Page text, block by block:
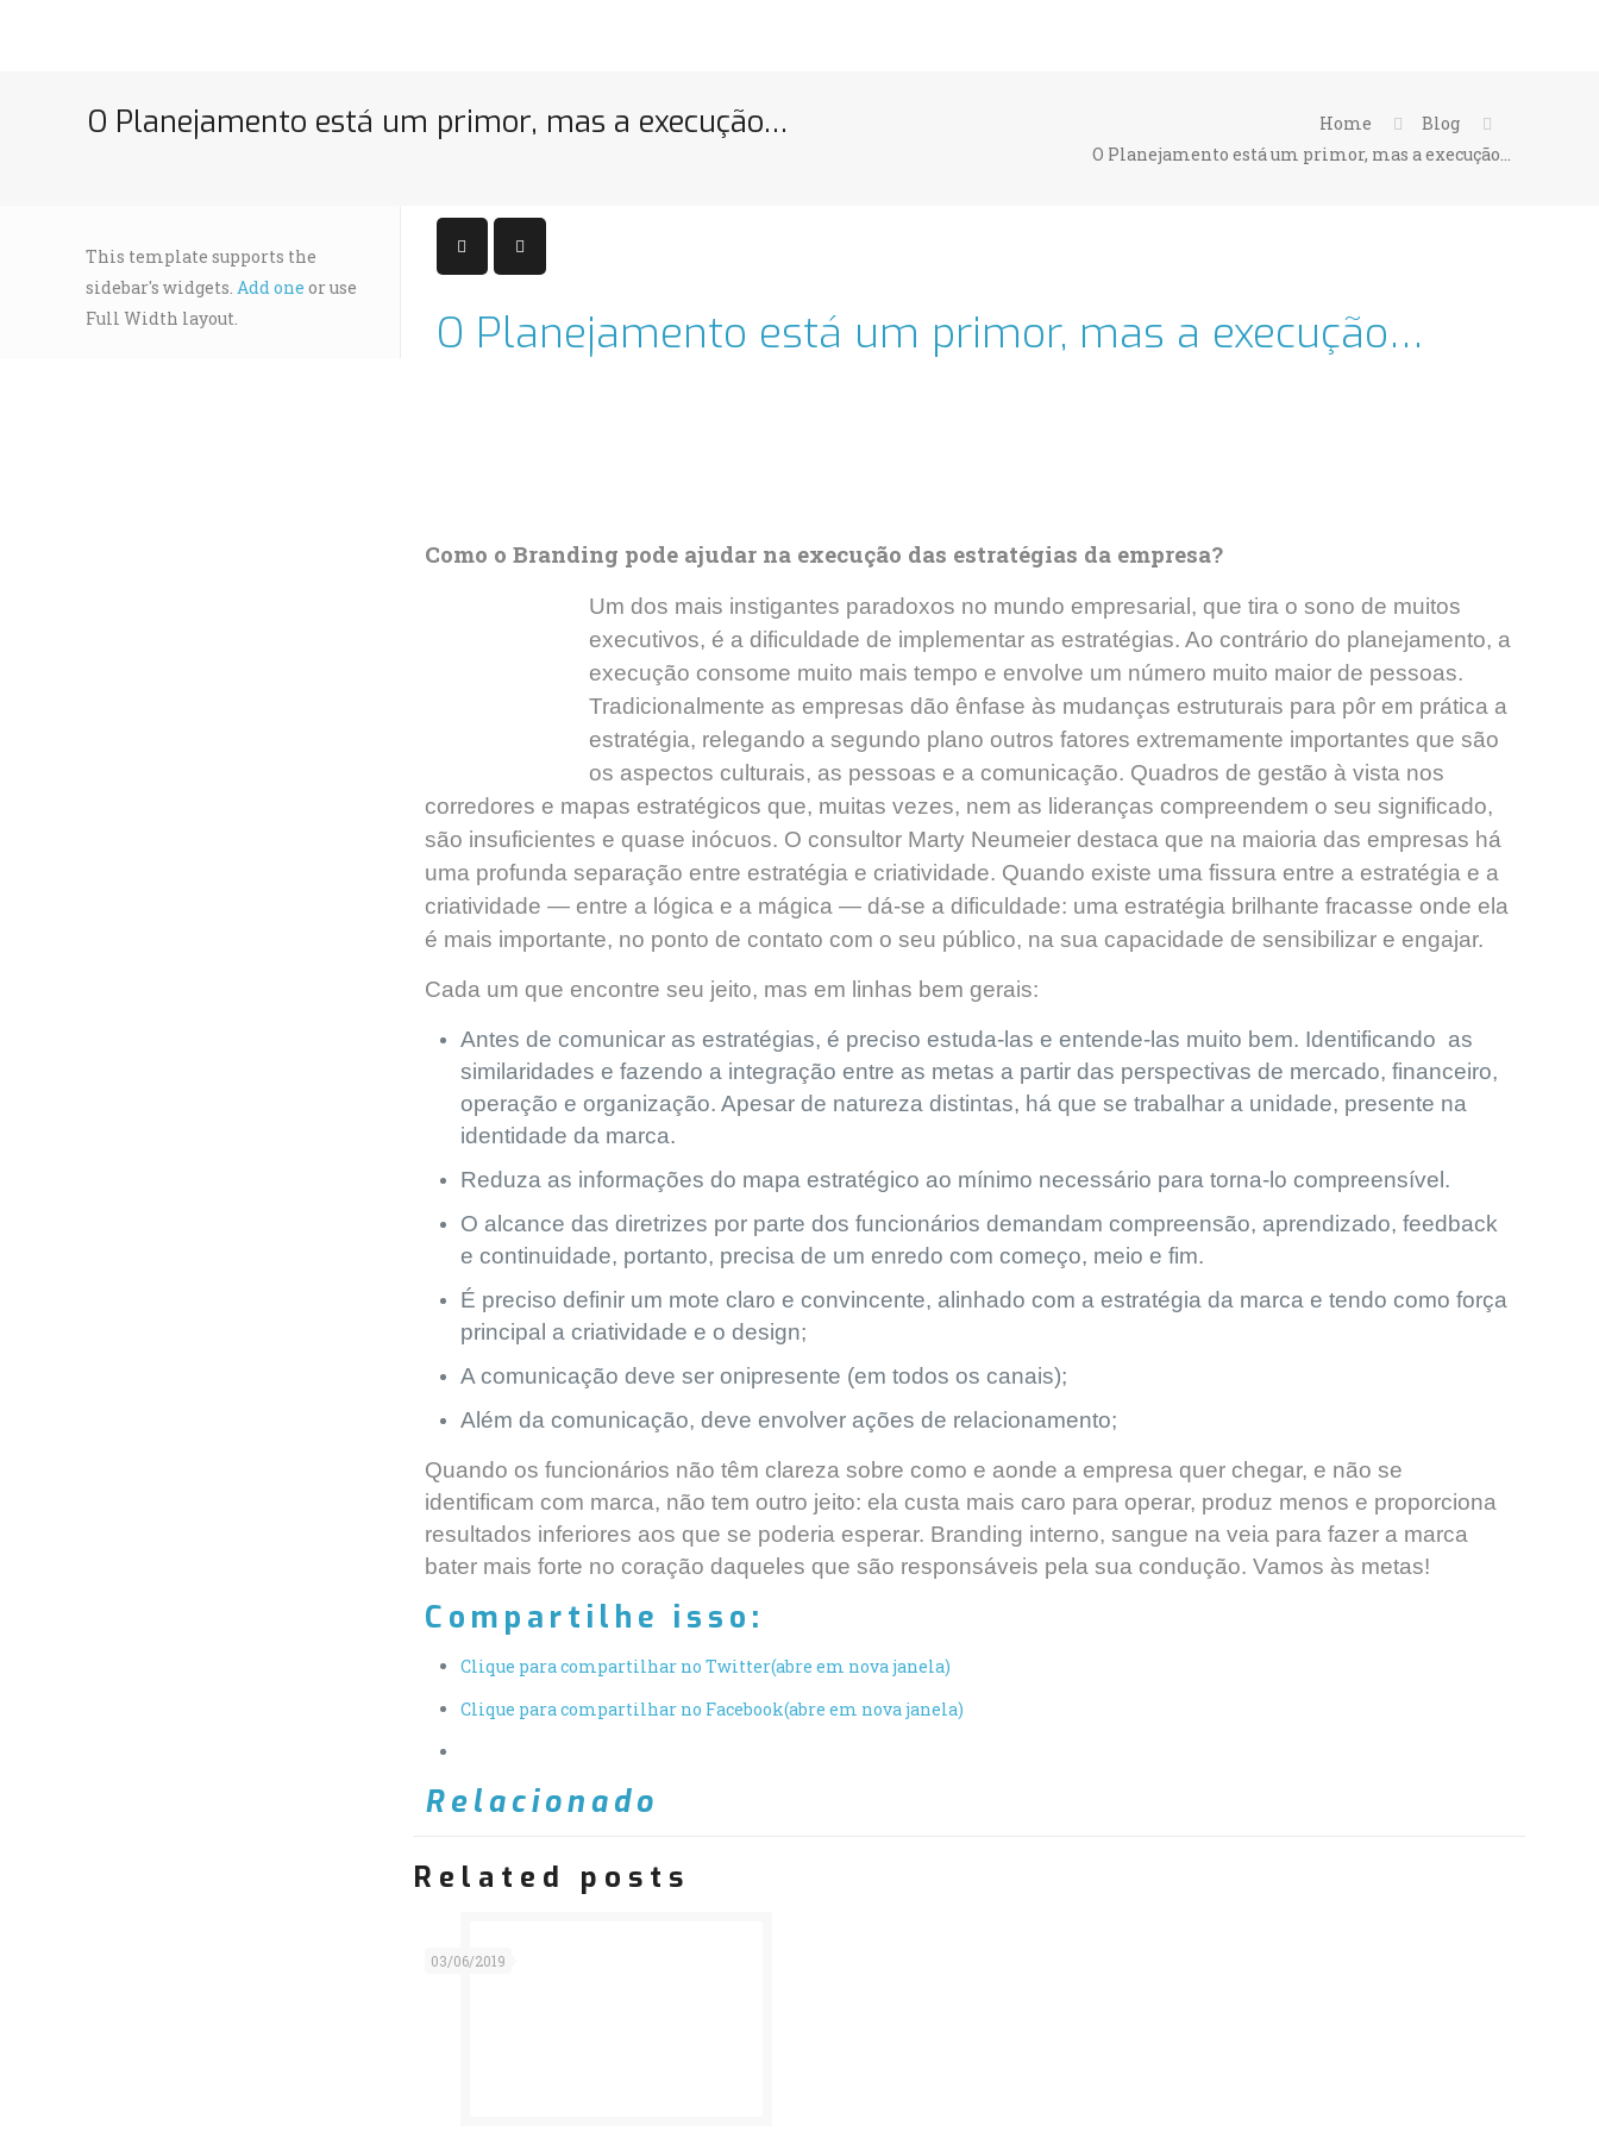
O Planejamento está um primor, mas a execução… Home
Blog
O Planejamento está um primor, mas a execução…
O Planejamento está um primor, mas a execução…
Como o Branding pode ajudar na execução das estratégias da empresa?
Um dos mais instigantes paradoxos no mundo empresarial, que tira o sono de muitos
executivos, é a dificuldade de implementar as estratégias. Ao contrário do planejamento, a
execução consome muito mais tempo e envolve um número muito maior de pessoas.
Tradicionalmente as empresas dão ênfase às mudanças estruturais para pôr em prática a
estratégia, relegando a segundo plano outros fatores extremamente importantes que são
os aspectos culturais, as pessoas e a comunicação. Quadros de gestão à vista nos
corredores e mapas estratégicos que, muitas vezes, nem as lideranças compreendem o seu significado,
são insuficientes e quase inócuos. O consultor Marty Neumeier destaca que na maioria das empresas há
uma profunda separação entre estratégia e criatividade. Quando existe uma fissura entre a estratégia e a
criatividade — entre a lógica e a mágica — dá-se a dificuldade: uma estratégia brilhante fracasse onde ela
é mais importante, no ponto de contato com o seu público, na sua capacidade de sensibilizar e engajar.
Cada um que encontre seu jeito, mas em linhas bem gerais:
Antes de comunicar as estratégias, é preciso estuda-las e entende-las muito bem. Identificando as
similaridades e fazendo a integração entre as metas a partir das perspectivas de mercado, financeiro,
operação e organização. Apesar de natureza distintas, há que se trabalhar a unidade, presente na
identidade da marca.
Reduza as informações do mapa estratégico ao mínimo necessário para torna-lo compreensível.
O alcance das diretrizes por parte dos funcionários demandam compreensão, aprendizado, feedback
e continuidade, portanto, precisa de um enredo com começo, meio e fim.
É preciso definir um mote claro e convincente, alinhado com a estratégia da marca e tendo como força
principal a criatividade e o design;
A comunicação deve ser onipresente (em todos os canais);
Além da comunicação, deve envolver ações de relacionamento;
Quando os funcionários não têm clareza sobre como e aonde a empresa quer chegar, e não se
identificam com marca, não tem outro jeito: ela custa mais caro para operar, produz menos e proporciona
resultados inferiores aos que se poderia esperar. Branding interno, sangue na veia para fazer a marca
bater mais forte no coração daqueles que são responsáveis pela sua condução. Vamos às metas!
Compartilhe isso:
Clique para compartilhar no Twitter(abre em nova janela)
Clique para compartilhar no Facebook(abre em nova janela)
Relacionado
Related posts
03/06/2019
This template supports the
sidebar's widgets. Add one or use
Full Width layout.